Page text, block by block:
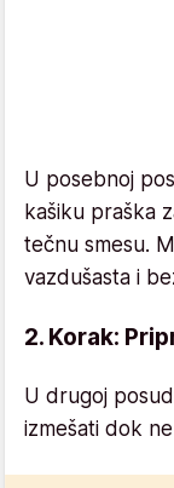
U posebnoj
kašiku praška
tečnu smesu.
vazdušasta i
2. Korak:
U drugoj
izmešati dok